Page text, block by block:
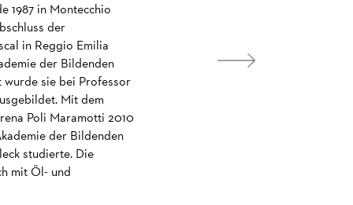
1987 in Montecchio
der
in Reggio Emilia
der Bildenden
sie bei Professor
Mit dem
Poli Maramotti 2010
der Bildenden
studierte. Die
mit Öl- und